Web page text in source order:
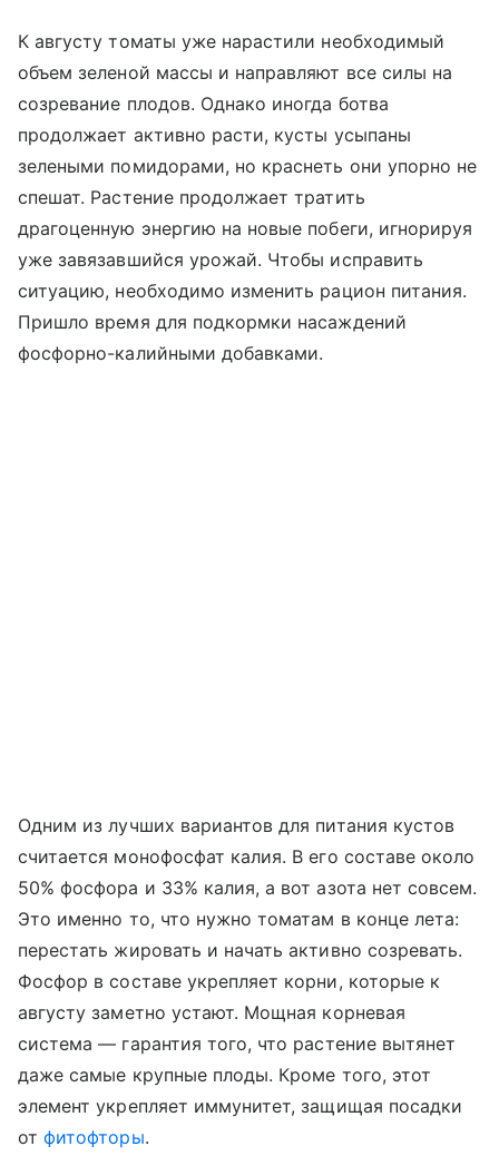
К августу томаты уже нарастили необходимый
объем зеленой массы и направляют все силы на
созревание плодов. Однако иногда ботва
продолжает активно расти, кусты усыпаны
зелеными помидорами, но краснеть они упорно не
спешат. Растение продолжает тратить
драгоценную энергию на новые побеги, игнорируя
уже завязавшийся урожай. Чтобы исправить
ситуацию, необходимо изменить рацион питания.
Пришло время для подкормки насаждений
фосфорно-калийными добавками.
Одним из лучших вариантов для питания кустов
считается монофосфат калия. В его составе около
50% фосфора и 33% калия, а вот азота нет совсем.
Это именно то, что нужно томатам в конце лета:
перестать жировать и начать активно созревать.
Фосфор в составе укрепляет корни, которые к
августу заметно устают. Мощная корневая
система — гарантия того, что растение вытянет
даже самые крупные плоды. Кроме того, этот
элемент укрепляет иммунитет, защищая посадки
отфитофторы.